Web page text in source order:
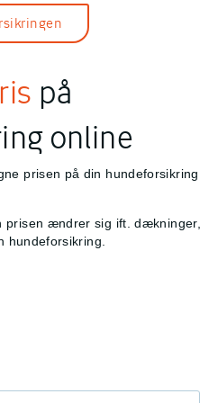
på
online
prisen på din hundeforsikring
prisen ændrer sig ift. dækninger,
hundeforsikring.